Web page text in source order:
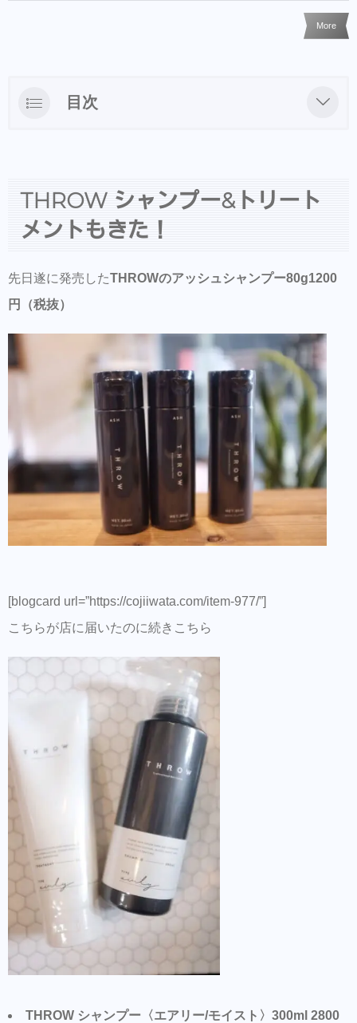
More
目次
当たり前ですがTHROW のカラーとは相性抜
群ですのでTHROW ファンなら一度是非お試
しあれ。
りました
ご来店前のカルテの事前登録が時短でオス
スメ！
美容師の方にはこちらもオススメ。SNSプ
ロモーション特化型美容師オンラインサロ
ン【Routine 】メンバー募集中
THROW シャンプー&トリート
メントもきた！
先日遂に発売したTHROWのアッシュシャンプー80g1200
円（税抜）
[blogcard url=”https://cojiiwata.com/item-977/”]
こちらが店に届いたのに続きこちら
THROW シャンプー〈エアリー/モイスト〉300ml 2800